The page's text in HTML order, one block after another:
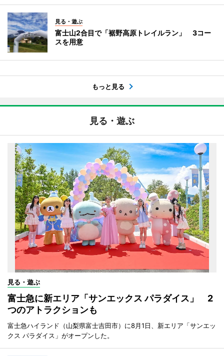
見る・遊ぶ
富士山2合目で「裾野高原トレイルラン」 3コー
スを用意
もっと見る
見る・遊ぶ
見る・遊ぶ
富士急に新エリア「サンエックス パラダイス」 2
つのアトラクションも
富士急ハイランド（山梨県富士吉田市）に8月1日、新エリア「サンエッ
クス パラダイス」がオープンした。